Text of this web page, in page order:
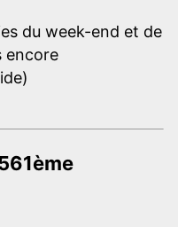
du week-end et de
encore